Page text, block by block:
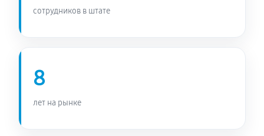
сотрудников в штате
8
лет на рынке